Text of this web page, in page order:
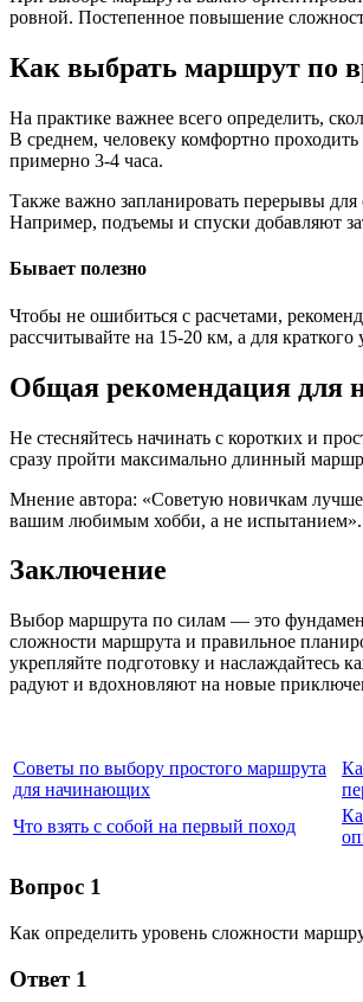
ровной. Постепенное повышение
Как выбрать маршрут по
На практике важнее всего определить,
В среднем, человеку комфортно
примерно 3-4 часа.
Также важно запланировать перерывы
Например, подъемы и спуски добавляют
Бывает полезно
Чтобы не ошибиться с расчетами,
рассчитывайте на 15-20 км, а для
Общая рекомендация для
Не стесняйтесь начинать с коротких и
сразу пройти максимально длинный
Мнение автора: «Советую новичкам
вашим любимым хобби, а не испытанием».
Заключение
Выбор маршрута по силам — это
сложности маршрута и правильное
укрепляйте подготовку и наслаждайтесь
радуют и вдохновляют на новые
Советы по выбору простого маршрута
для начинающих
Что взять с собой на первый поход
Вопрос 1
Как определить уровень сложности
Ответ 1